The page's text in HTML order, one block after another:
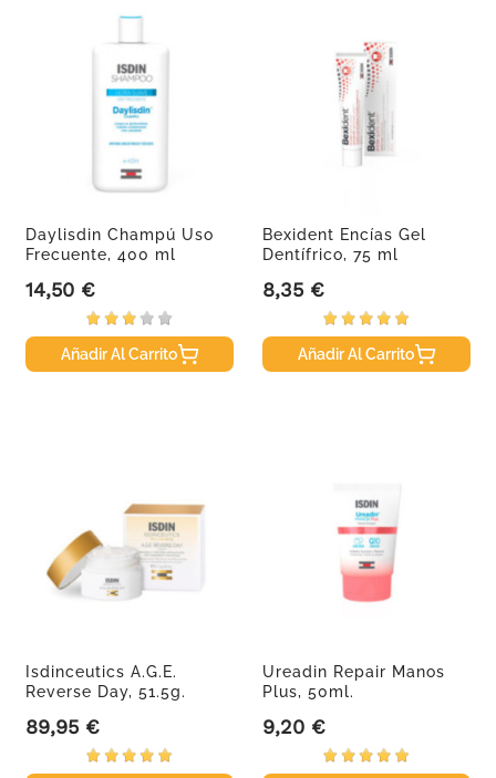
Daylisdin Champú Uso
Frecuente, 400 ml
Precio
14,50 €
Añadir Al Carrito
Bexident Encías Gel
Dentífrico, 75 ml
Precio
8,35 €
Añadir Al Carrito
Isdinceutics A.G.E.
Reverse Day, 51.5g.
Precio
89,95 €
Ureadin Repair Manos
Plus, 50ml.
Precio
9,20 €